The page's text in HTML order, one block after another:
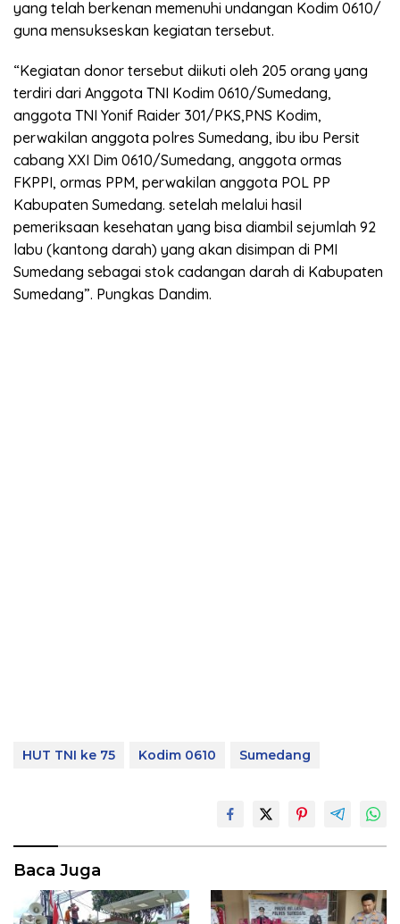
yang telah berkenan memenuhi undangan Kodim 0610/
guna mensukseskan kegiatan tersebut.
“Kegiatan donor tersebut diikuti oleh 205 orang yang
terdiri dari Anggota TNI Kodim 0610/Sumedang,
anggota TNI Yonif Raider 301/PKS,PNS Kodim,
perwakilan anggota polres Sumedang, ibu ibu Persit
cabang XXI Dim 0610/Sumedang, anggota ormas
FKPPI, ormas PPM, perwakilan anggota POL PP
Kabupaten Sumedang. setelah melalui hasil
pemeriksaan kesehatan yang bisa diambil sejumlah 92
labu (kantong darah) yang akan disimpan di PMI
Sumedang sebagai stok cadangan darah di Kabupaten
Sumedang”. Pungkas Dandim.
HUT TNI ke 75 Kodim 0610 Sumedang
Baca Juga